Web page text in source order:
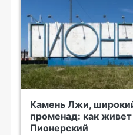
Камень Лжи,
променад: как
Пионерский